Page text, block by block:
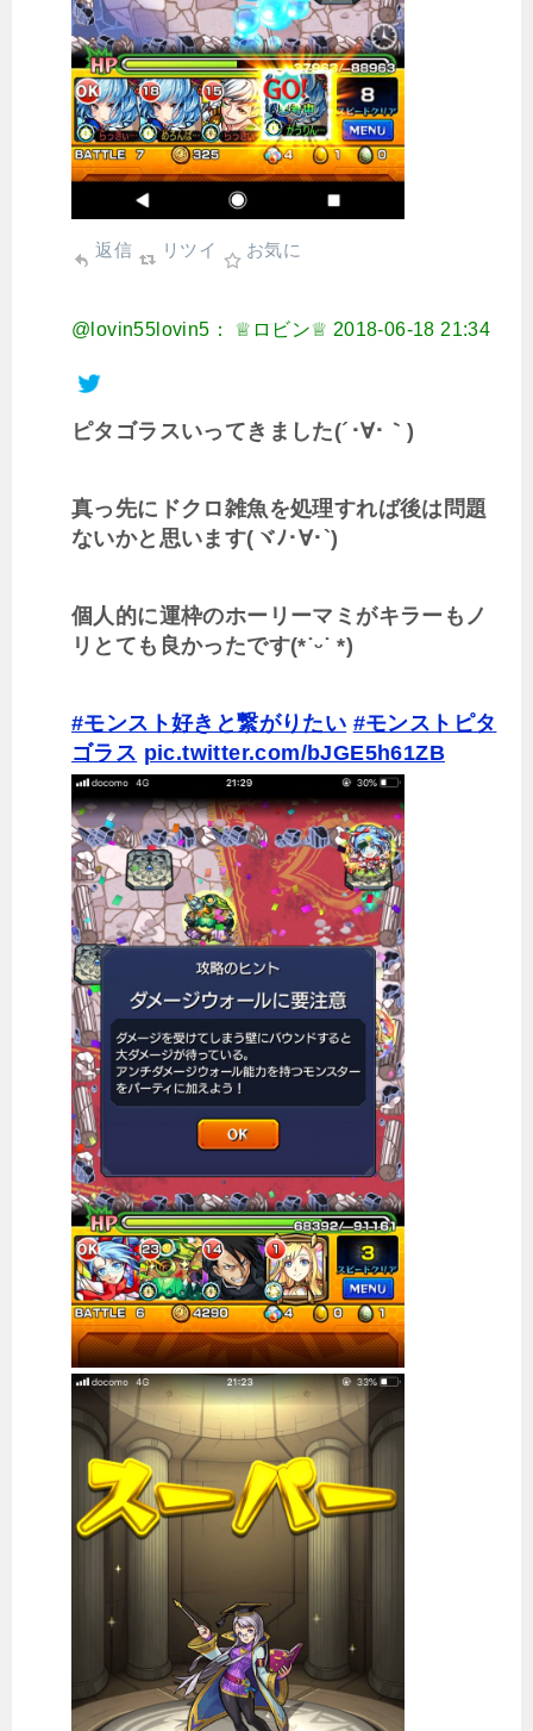
返信 リツイ お気に
@lovin55lovin5： ♕ロビン♕ 2018-06-18 21:34
ピタゴラスいってきました(´･∀･｀)
真っ先にドクロ雑魚を処理すれば後は問題
ないかと思います(ヾﾉ･∀･`)
個人的に運枠のホーリーマミがキラーもノ
リとても良かったです(*˙ᵕ˙ *)
#モンスト好きと繋がりたい #モンストピタ
ゴラス pic.twitter.com/bJGE5h61ZB